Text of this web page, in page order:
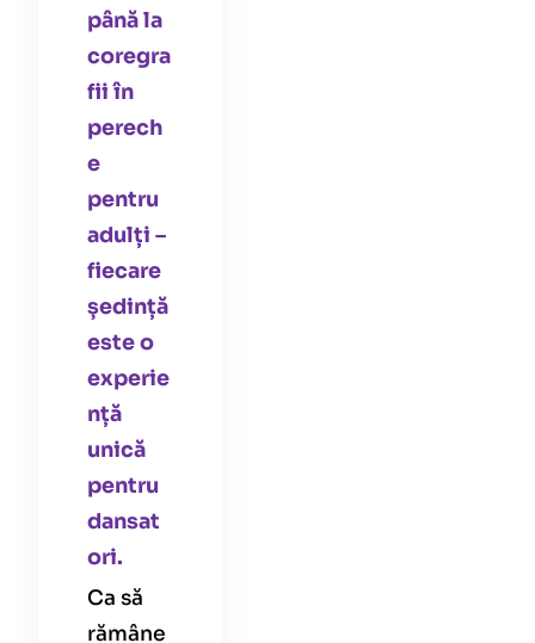
până la
coregra
fii în
perech
e
pentru
adulți –
fiecare
ședință
este o
experie
nță
unică
pentru
dansat
ori.
Ca să
rămâne